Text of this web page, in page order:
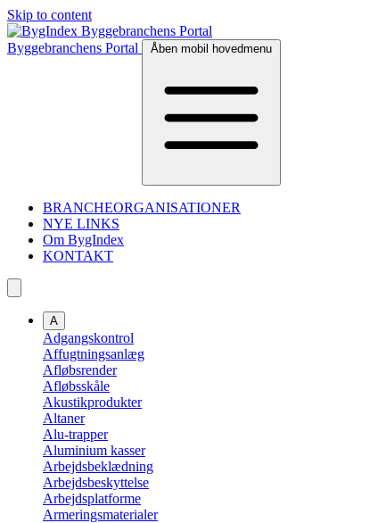
Skip to content
Byggebranchens Portal Åben mobil hovedmenu
BRANCHEORGANISATIONER
NYE LINKS
Om BygIndex
KONTAKT
A
Adgangskontrol
Affugtningsanlæg
Afløbsrender
Afløbsskåle
Akustikprodukter
Altaner
Alu-trapper
Aluminium kasser
Arbejdsbeklædning
Arbejdsbeskyttelse
Arbejdsplatforme
Armeringsmaterialer